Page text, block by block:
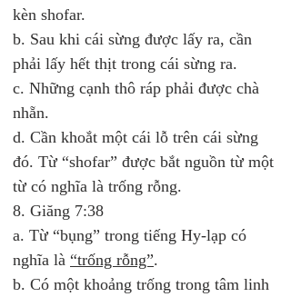
kèn shofar.
b. Sau khi cái sừng được lấy ra, cần
phải lấy hết thịt trong cái sừng ra.
c. Những cạnh thô ráp phải được chà
nhẵn.
d. Cần khoắt một cái lỗ trên cái sừng
đó. Từ “shofar” được bắt nguồn từ một
từ có nghĩa là trống rỗng.
8. Giăng 7:38
a. Từ “bụng” trong tiếng Hy-lạp có
nghĩa là “trống rỗng”.
b. Có một khoảng trống trong tâm linh